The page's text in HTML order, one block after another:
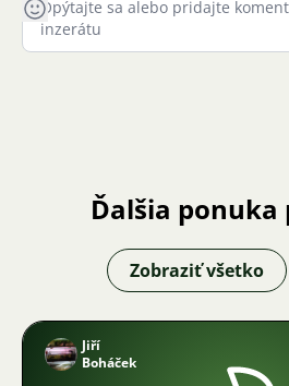
Ďalšia ponuka
Zobraziť všetko
Jiří
Boháček